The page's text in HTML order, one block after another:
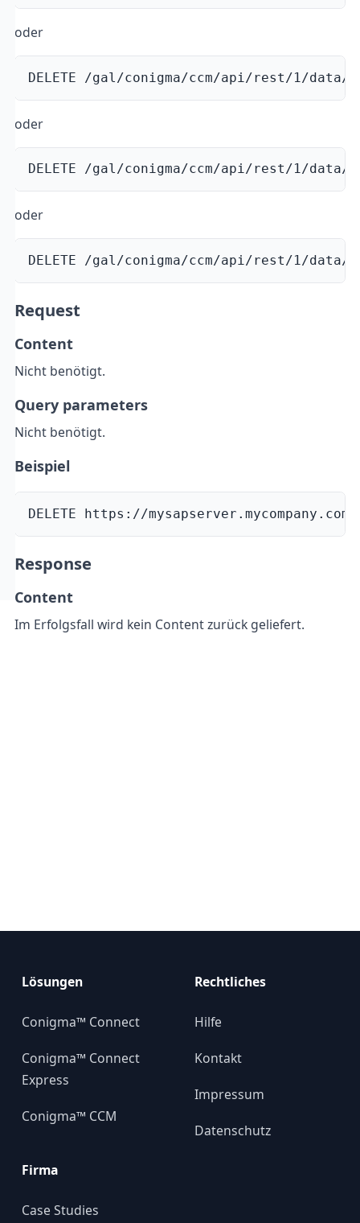
oder
DELETE /gal/conigma/ccm/api/rest/1/
oder
DELETE /gal/conigma/ccm/api/rest/1/
oder
DELETE /gal/conigma/ccm/api/rest/1/
Request
Content
Nicht benötigt.
Query parameters
Nicht benötigt.
Beispiel
DELETE https://
Response
Content
Im Erfolgsfall wird kein Content zurück geliefert.
Lösungen
Conigma™ Connect
Conigma™ Connect
Express
Conigma™ CCM
Firma
Case Studies
Rechtliches
Hilfe
Kontakt
Impressum
Datenschutz